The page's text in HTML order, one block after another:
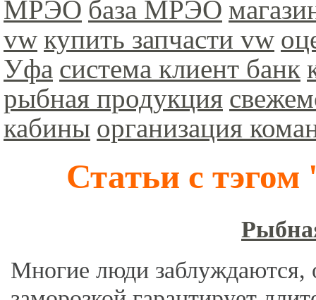
МРЭО база МРЭО
vw купить запчасти vw
Уфа система клиент банк
рыбная продукция
кабины организация
Статьи с
Многие люди заблуждаются,